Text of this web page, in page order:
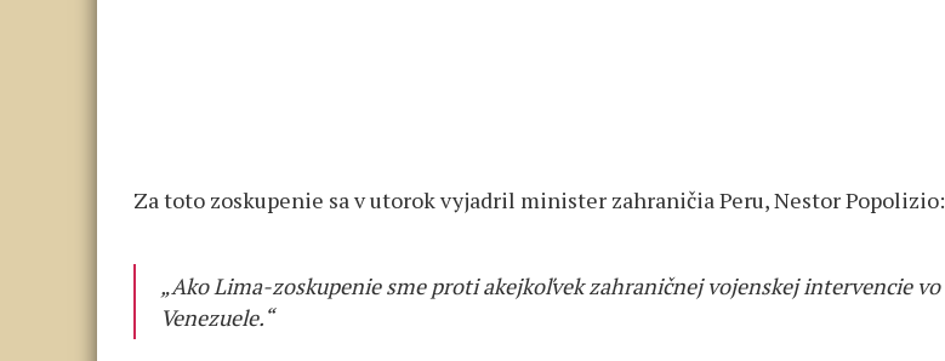
Za toto zoskupenie sa v utorok vyjadril minister zahraničia Peru, Nestor Popolizio:
„Ako Lima-zoskupenie sme proti akejkoľvek zahraničnej vojenskej intervencie vo
Venezuele.“